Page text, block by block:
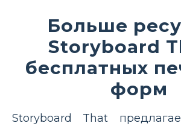
Больше
Storyboard
бесплатных
форм
Storyboard That